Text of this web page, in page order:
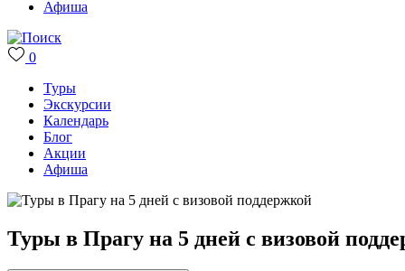
Афиша
0
Туры
Экскурсии
Календарь
Блог
Акции
Афиша
Туры в Прагу на 5 дней с визовой